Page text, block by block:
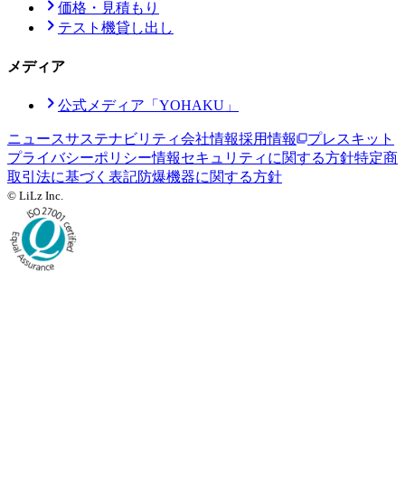
価格・見積もり
テスト機貸し出し
メディア
公式メディア「YOHAKU」
ニュースサステナビリティ会社情報採用情報
プレスキット
プライバシーポリシー情報セキュリティに関する方針特定商
取引法に基づく表記防爆機器に関する方針
© LiLz Inc.